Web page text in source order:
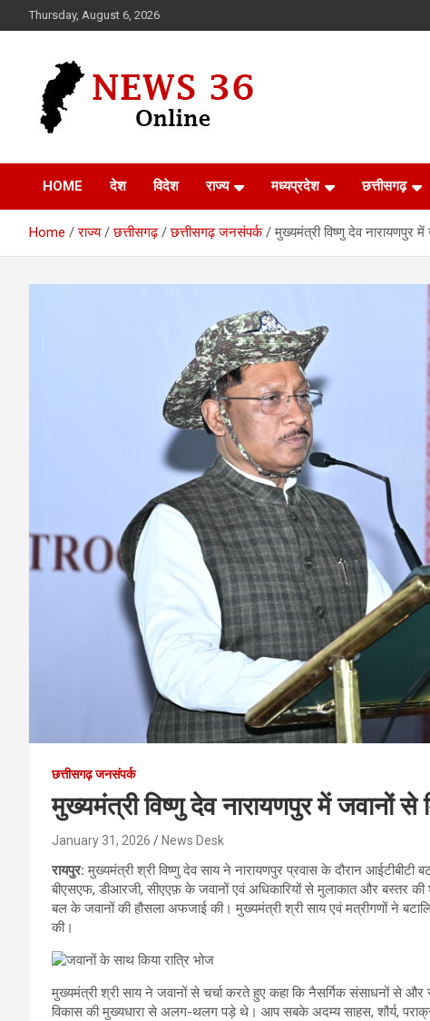
to
Thursday, August 6, 2026
News 36
HOME देश विदेश राज्य मध्यप्रदेश छत्तीसगढ़
Home राज्य छत्तीसगढ़ छत्तीसगढ़ जनसंपर्क मुख्यमंत्री विष्णु देव नारायणपुर
छत्तीसगढ़ जनसंपर्क
मुख्यमंत्री विष्णु देव नारायणपुर में जवानों
January 31, 2026 News Desk
रायपुर: मुख्यमंत्री श्री विष्णु देव साय ने नारायणपुर प्रवास के दौरान आईटीबीटी
बीएसएफ, डीआरजी, सीएएफ़ के जवानों एवं अधिकारियों से मुलाकात और बस्तर की
बल के जवानों की हौसला अफजाई की। मुख्यमंत्री श्री साय एवं मत्रीगणों ने
की।
मुख्यमंत्री श्री साय ने जवानों से चर्चा करते हुए कहा कि नैसर्गिक संसाधनों से
विकास की मुख्यधारा से अलग-थलग पड़े थे। आप सबके अदम्य साहस, शौर्य,